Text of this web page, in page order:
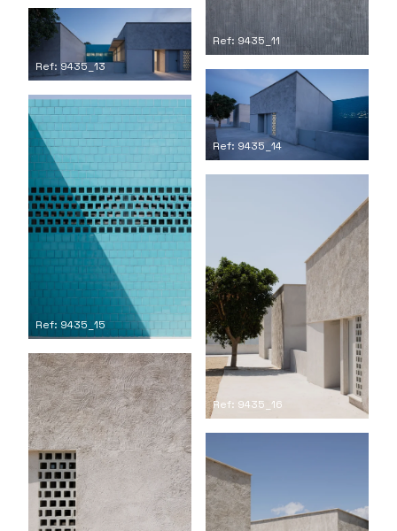
Ref: 9435_11
Ref: 9435_13
Ref: 9435_14
Ref: 9435_15
Ref: 9435_16